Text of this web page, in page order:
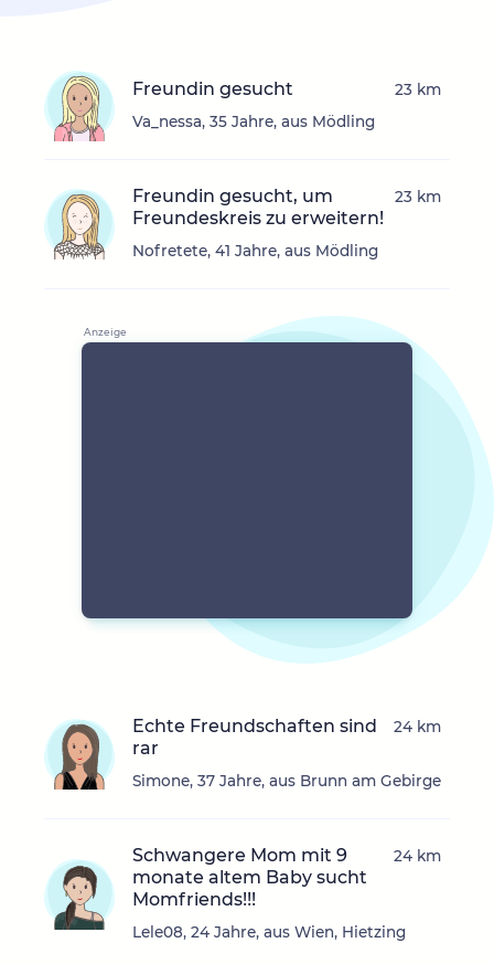
Freundin gesucht
Va_nessa, 35 Jahre, aus Mödling
23 km
Freundin gesucht, um
Freundeskreis zu erweitern!
Nofretete, 41 Jahre, aus Mödling
23 km
Echte Freundschaften sind
rar
Simone, 37 Jahre, aus Brunn am Gebirge
24 km
Schwangere Mom mit 9
monate altem Baby sucht
Momfriends!!!
Lele08, 24 Jahre, aus Wien, Hietzing
24 km